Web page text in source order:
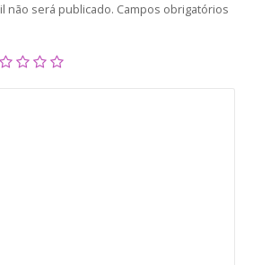
não será publicado. Campos obrigatórios